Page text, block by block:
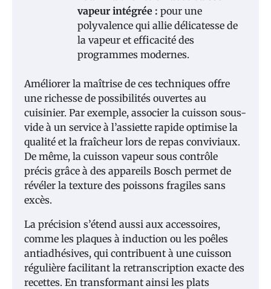
vapeur intégrée : pour une
polyvalence qui allie délicatesse de
la vapeur et efficacité des
programmes modernes.
Améliorer la maîtrise de ces techniques offre
une richesse de possibilités ouvertes au
cuisinier. Par exemple, associer la cuisson sous-
vide à un service à l’assiette rapide optimise la
qualité et la fraîcheur lors de repas conviviaux.
De même, la cuisson vapeur sous contrôle
précis grâce à des appareils Bosch permet de
révéler la texture des poissons fragiles sans
excès.
La précision s’étend aussi aux accessoires,
comme les plaques à induction ou les poêles
antiadhésives, qui contribuent à une cuisson
régulière facilitant la retranscription exacte des
recettes. En transformant ainsi les plats